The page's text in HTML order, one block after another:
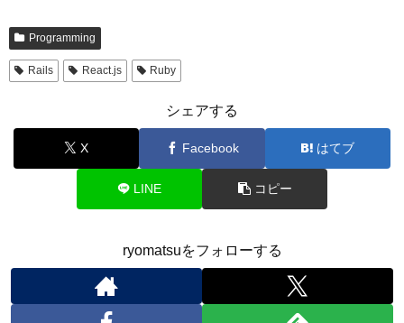
Programming
Rails React.js Ruby
シェアする
X Facebook はてブ
LINE コピー
ryomatsuをフォローする